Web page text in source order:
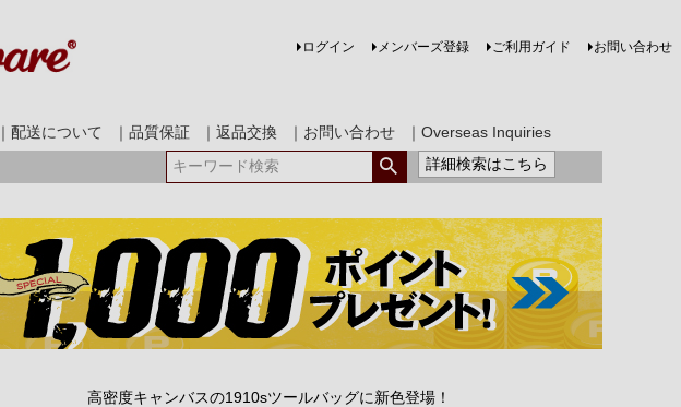
ログイン メンバーズ登録 ご利用ガイド お問い合わせ
｜配送について ｜品質保証 ｜返品交換 ｜お問い合わせ
｜Overseas Inquiries
詳細検索はこちら
高密度キャンバスの1910sツールバッグに新色登場！